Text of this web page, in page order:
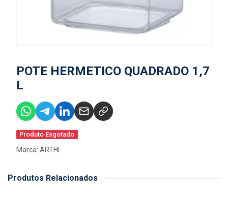
POTE HERMETICO QUADRADO 1,7
L
Produto Esgotado
Marca: ARTHI
Produtos Relacionados